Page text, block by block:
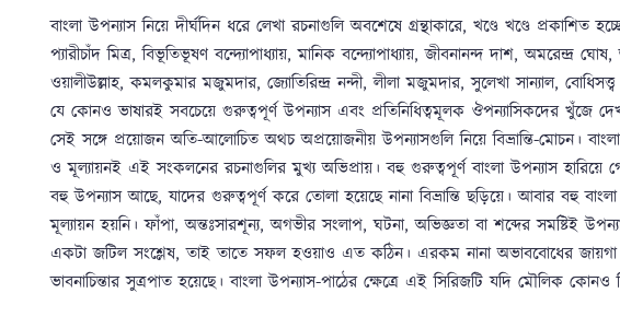
বাংলা উপন্যাস নিয়ে দীর্ঘদিন ধরে লেখা রচনাগুলি অবশেষে গ্রন্থাকারে, খণ্ডে খণ্ডে
প্যারীচাঁদ মিত্র, বিভূতিভূষণ বন্দ্যোপাধ্যায়, মানিক বন্দ্যোপাধ্যায়, জীবনানন্দ দাশ, অমরেন্দ্র
ওয়ালীউল্লাহ, কমলকুমার মজুমদার, জ্যোতিরিন্দ্র নন্দী, লীলা মজুমদার, সুলেখা সান্যাল,
যে কোনও ভাষারই সবচেয়ে গুরুত্বপূর্ণ উপন্যাস এবং প্রতিনিধিত্বমূলক ঔপন্যাসিকদের খুঁজে
সেই সঙ্গে প্রয়োজন অতি-আলোচিত অথচ অপ্রয়োজনীয় উপন্যাসগুলি নিয়ে বিভ্রান্তি-মোচন।
ও মূল্যায়নই এই সংকলনের রচনাগুলির মুখ্য অভিপ্রায়। বহু গুরুত্বপূর্ণ বাংলা উপন্যাস হারিয়ে
বহু উপন্যাস আছে, যাদের গুরুত্বপূর্ণ করে তোলা হয়েছে নানা বিভ্রান্তি ছড়িয়ে। আবার বহু
মূল্যায়ন হয়নি। ফাঁপা, অন্তঃসারশূন্য, অগভীর সংলাপ, ঘটনা, অভিজ্ঞতা বা শব্দের সমষ্টিই
একটা জটিল সংশ্লেষ, তাই তাতে সফল হওয়াও এত কঠিন। এরকম নানা অভাববোধের জায়গা
ভাবনাচিন্তার সুত্রপাত হয়েছে। বাংলা উপন্যাস-পাঠের ক্ষেত্রে এই সিরিজটি যদি মৌলিক